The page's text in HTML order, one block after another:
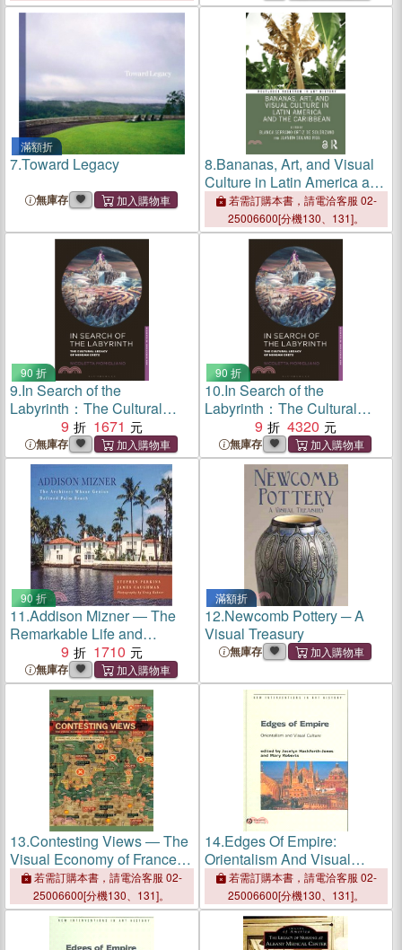
滿額折
7.Toward Legacy
無庫存
8.Bananas, Art, and Visual
Culture in Latin America and
the Caribbean
若需訂購本書，請電洽客服 02-
25006600[分機130、131]。
90 折
9.In Search of the
Labyrinth：The Cultural
Legacy of Minoan Crete
9 1671
無庫存
90 折
10.In Search of the
Labyrinth：The Cultural
Legacy of Minoan Crete
9 4320
無庫存
90 折
11.Addison Mizner ― The
Remarkable Life and
Architectural Legacy of
Addison Mizner
9 1710
無庫存
滿額折
12.Newcomb Pottery ─ A
Visual Treasury
無庫存
13.Contesting Views ― The
Visual Economy of France
and Algeria
若需訂購本書，請電洽客服 02-
25006600[分機130、131]。
14.Edges Of Empire:
Orientalism And Visual
Culture
若需訂購本書，請電洽客服 02-
25006600[分機130、131]。